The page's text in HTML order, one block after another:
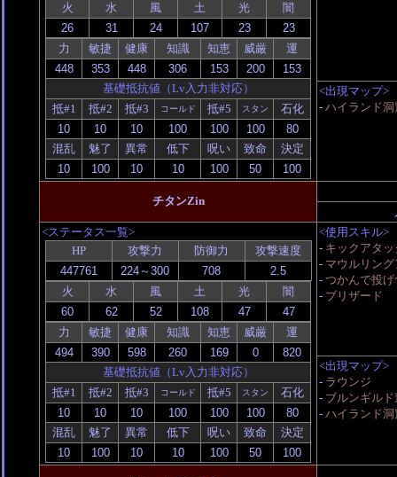
火 水 風 土 光 闇
力 敏捷 健康 知識 知恵 威厳 運
基礎抵抗値（Lv入力非対応）
抵#1
抵#2 抵#3 コールド 抵#5 スタン 石化
混乱 魅了 異常 低下 呪い 致命 決定
<出現マップ>
- ハイランド
チタンZin
<ステータス一覧>
HP
攻撃力 防御力 攻撃速度
火 水 風 土 光 闇
力 敏捷 健康 知識 知恵 威厳 運
基礎抵抗値（Lv入力非対応）
抵#1
抵#2 抵#3 コールド 抵#5 スタン 石化
混乱 魅了 異常 低下 呪い 致命 決定
<使用スキル>
- キックアタッ
- マウルリン
- つかんで投げ
- ブリザード
<出現マップ>
- ラウンジ
- ブルンギル
- ハイランド